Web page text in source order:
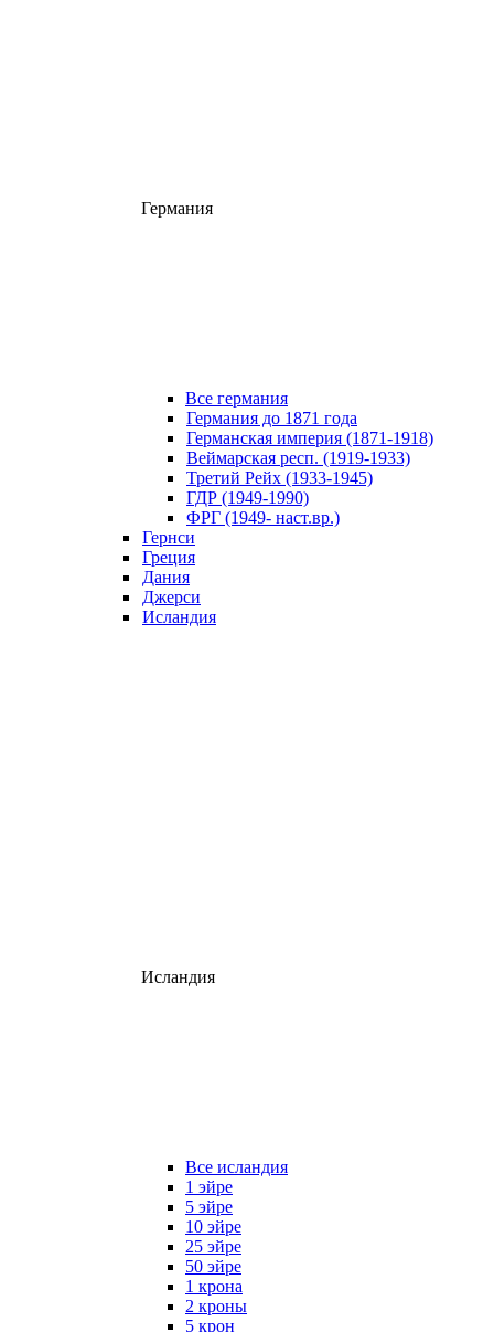
Германия
Все германия
Германия до 1871 года
Германская империя (1871-1918)
Веймарская респ. (1919-1933)
Третий Рейх (1933-1945)
ГДР (1949-1990)
ФРГ (1949- наст.вр.)
Гернси
Греция
Дания
Джерси
Исландия
Исландия
Все исландия
1 эйре
5 эйре
10 эйре
25 эйре
50 эйре
1 крона
2 кроны
5 крон